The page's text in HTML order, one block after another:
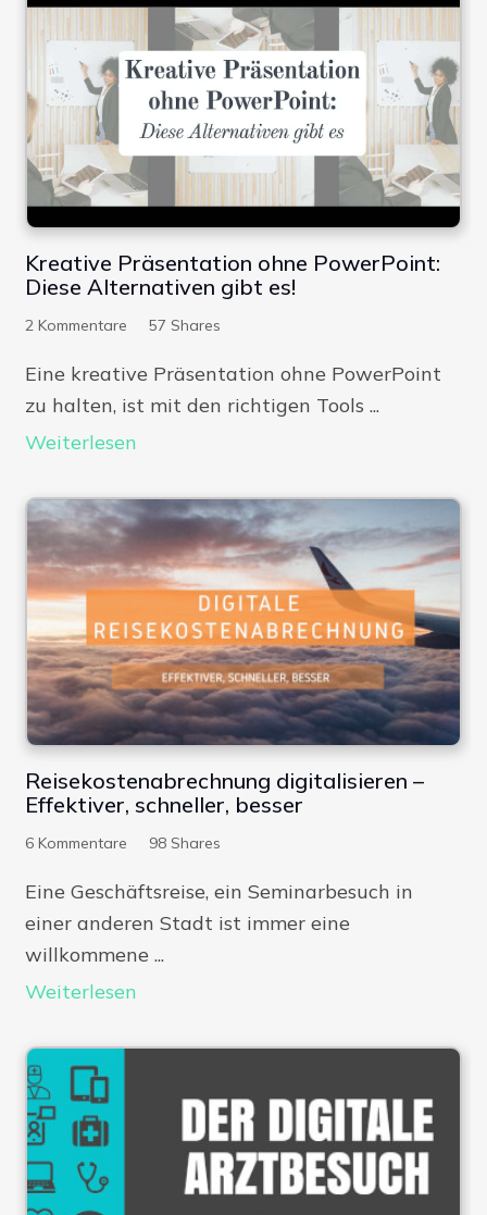
Kreative Präsentation ohne PowerPoint:
Diese Alternativen gibt es!
2 Kommentare 57 Shares
Eine kreative Präsentation ohne PowerPoint
zu halten, ist mit den richtigen Tools ...
Weiterlesen
Reisekostenabrechnung digitalisieren –
Effektiver, schneller, besser
6 Kommentare 98 Shares
Eine Geschäftsreise, ein Seminarbesuch in
einer anderen Stadt ist immer eine
willkommene ...
Weiterlesen